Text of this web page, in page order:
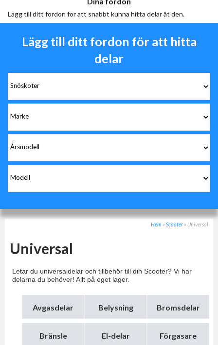
Lägg till ditt fordon för att snabbt kunna hitta delar åt den.
Lägg till ditt fordon för att hitta
delar
Hem » Scooter » Universal
Universal
Letar du universaldelar och tillbehör till din Scooter? Vi har
delarna du behöver! Allt på eget lager.
Avgasdelar Belysning Bromsdelar
Bränsle El-delar Förgasare